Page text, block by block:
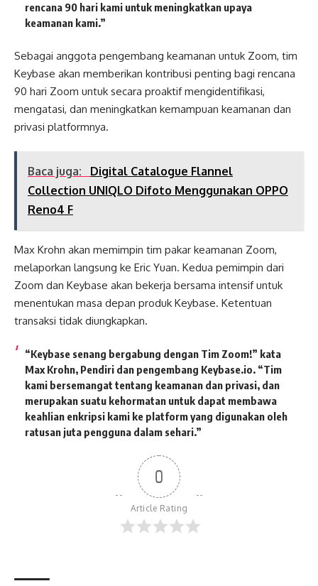
rencana 90 hari kami untuk meningkatkan upaya
keamanan kami.”
Sebagai anggota pengembang keamanan untuk Zoom, tim
Keybase akan memberikan kontribusi penting bagi rencana
90 hari Zoom untuk secara proaktif mengidentifikasi,
mengatasi, dan meningkatkan kemampuan keamanan dan
privasi platformnya.
Baca juga:
Digital Catalogue Flannel
Collection UNIQLO Difoto Menggunakan OPPO
Reno4 F
Max Krohn akan memimpin tim pakar keamanan Zoom,
melaporkan langsung ke Eric Yuan. Kedua pemimpin dari
Zoom dan Keybase akan bekerja bersama intensif untuk
menentukan masa depan produk Keybase. Ketentuan
transaksi tidak diungkapkan.
“Keybase senang bergabung dengan Tim Zoom!” kata
Max Krohn, Pendiri dan pengembang Keybase.io. “Tim
kami bersemangat tentang keamanan dan privasi, dan
merupakan suatu kehormatan untuk dapat membawa
keahlian enkripsi kami ke platform yang digunakan oleh
ratusan juta pengguna dalam sehari.”
0
Article Rating